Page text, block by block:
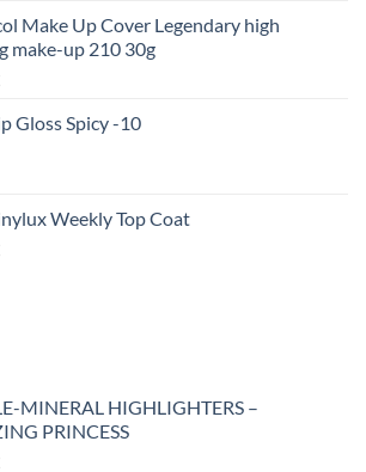
Make Up Cover Legendary high
make-up 210 30g
Gloss Spicy -10
Weekly Top Coat
MINERAL HIGHLIGHTERS –
PRINCESS